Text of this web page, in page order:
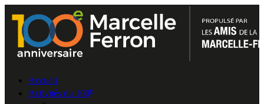
Accueil
Activités du 100e